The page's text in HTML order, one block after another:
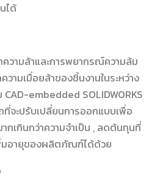
ได้
ความล้าและการพยากรณ์ความล้ม
วามเมื่อยล้าของชิ้นงานในระหว่าง
embedded SOLIDWORKS
จะปรับเปลี่ยนการออกแบบเพื่อ
กเกินกว่าความจำเป็น , ลดต้นทุนที่
มอายุของผลิตภัณฑ์ได้ด้วย